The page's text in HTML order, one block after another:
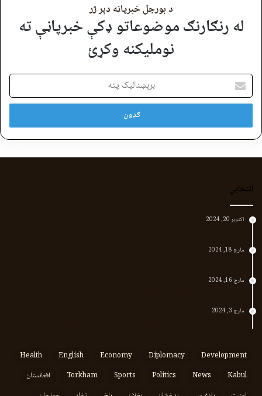
د بورجل خبرپاڼه ډېر ژر
له رنګارنګ موضوعاتو ډکې خبرپاڼې ته
نوملیکنه وکړئ
برېښنالیک
پته
انتخابي
اکتوبر 20, 2024
مارچ 18, 2024
مارچ 16, 2024
مارچ 3, 2024
Development
Diplomacy
Economy
English
Health
Kabul
News
Politics
Sports
Torkham
افغانستان